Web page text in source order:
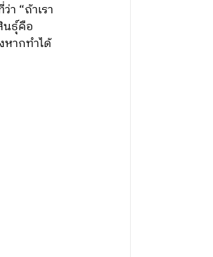
“ถ้าเรา
นธุ์คือ
หากทำได้